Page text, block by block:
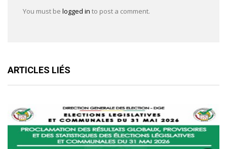
You must be logged in to post a comment.
ARTICLES LIÉS